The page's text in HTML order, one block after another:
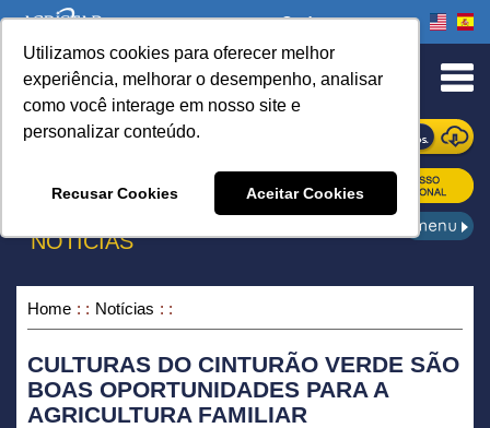
Utilizamos cookies para oferecer melhor
experiência, melhorar o desempenho, analisar
como você interage em nosso site e
personalizar conteúdo.
Recusar Cookies Aceitar Cookies
to Content
Onde comprar
ONDE COMPRAR
NOTÍCIAS
Home Notícias
CULTURAS DO CINTURÃO VERDE SÃO
BOAS OPORTUNIDADES PARA A
AGRICULTURA FAMILIAR